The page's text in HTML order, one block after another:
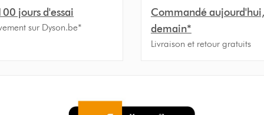
jours d'essai
sur Dyson.be*
Commandé
demain*
Livraison et retour gratuits